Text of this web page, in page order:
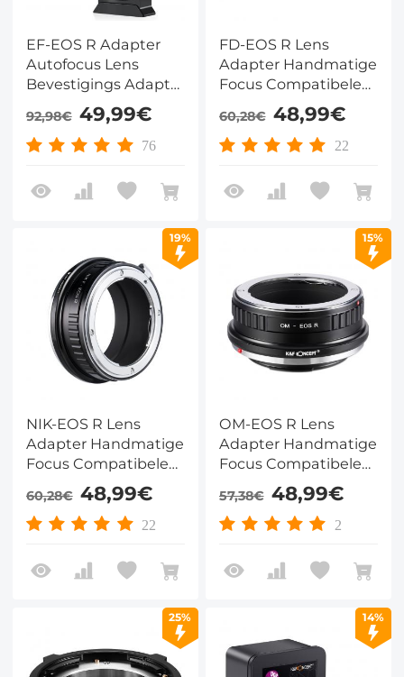
EF-EOS R Adapter
Autofocus Lens
Bevestigings Adapter
voor Canon EF EF-S
Lens en Canon EOS
R/RF Camera's
92,98€ 49,99€
76
FD-EOS R Lens
Adapter Handmatige
Focus Compatibele
Canon FD Lenzen
voor Canon EOS R
Camera Lichaam
60,28€ 48,99€
22
19%
NIK-EOS R Lens
Adapter Handmatige
Focus Compatibele
Nikon F Lenzen voor
Canon EOS R
Camera Lichaam
60,28€ 48,99€
22
15%
OM-EOS R Lens
Adapter Handmatige
Focus Compatibele
Olympus OM Lens
Lenzen voor Canon
EOS R Camera
57,38€ 48,99€
2
25% 14%